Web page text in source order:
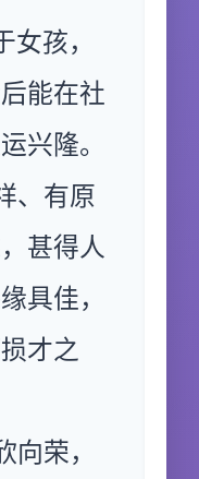
孩，
能在社
兴隆。
、有原
甚得人
具佳，
才之
荣，